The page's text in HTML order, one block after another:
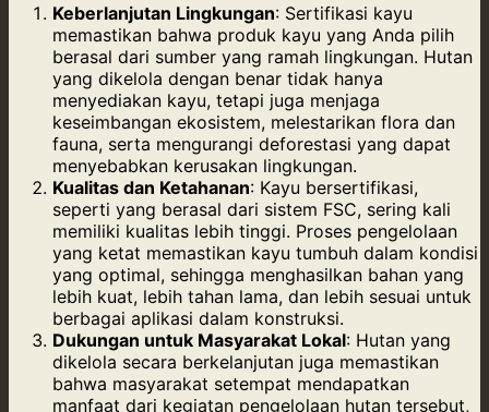
Keberlanjutan Lingkungan: Sertifikasi kayu
memastikan bahwa produk kayu yang Anda pilih
berasal dari sumber yang ramah lingkungan. Hutan
yang dikelola dengan benar tidak hanya
menyediakan kayu, tetapi juga menjaga
keseimbangan ekosistem, melestarikan flora dan
fauna, serta mengurangi deforestasi yang dapat
menyebabkan kerusakan lingkungan.
Kualitas dan Ketahanan: Kayu bersertifikasi,
seperti yang berasal dari sistem FSC, sering kali
memiliki kualitas lebih tinggi. Proses pengelolaan
yang ketat memastikan kayu tumbuh dalam kondisi
yang optimal, sehingga menghasilkan bahan yang
lebih kuat, lebih tahan lama, dan lebih sesuai untuk
berbagai aplikasi dalam konstruksi.
Dukungan untuk Masyarakat Lokal: Hutan yang
dikelola secara berkelanjutan juga memastikan
bahwa masyarakat setempat mendapatkan
manfaat dari kegiatan pengelolaan hutan tersebut,